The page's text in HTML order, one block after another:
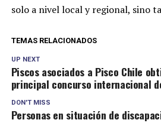
solo a nivel local y regional, sino
TEMAS RELACIONADOS
UP NEXT
Piscos asociados a Pisco Chile
principal concurso internacional
DON'T MISS
Personas en situación de